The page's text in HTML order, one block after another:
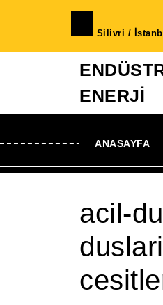
Silivri /
ENERJİ
ANASAYFA
acil-